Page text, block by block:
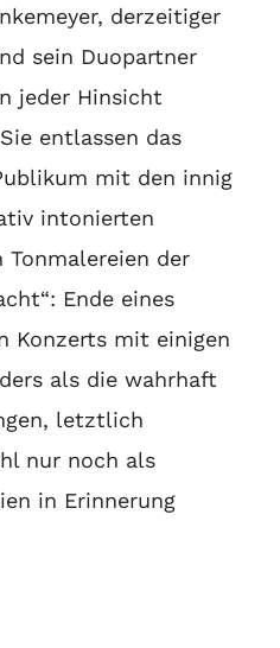
derzeitiger
sein Duopartner
jeder Hinsicht
entlassen das
mit den innig
intonierten
der
Ende eines
Konzerts mit einigen
als die wahrhaft
letztlich
nur noch als
in Erinnerung